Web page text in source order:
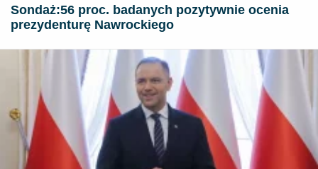
​Sondaż:56 proc. badanych pozytywnie ocenia
prezydenturę Nawrockiego